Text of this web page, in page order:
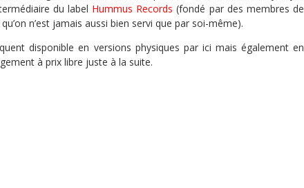
du label Hummus Records (fondé par des membres de
n’est jamais aussi bien servi que par soi-même).
disponible en versions physiques par ici mais également en
à prix libre juste à la suite.